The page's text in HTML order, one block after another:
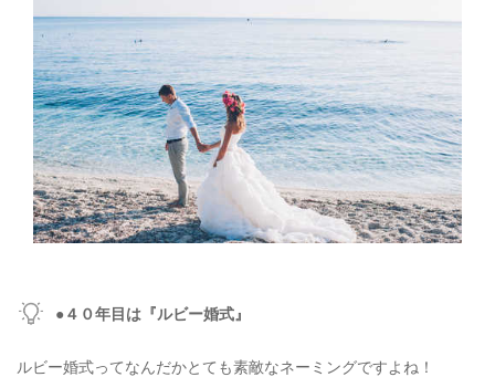
●４０年目は『ルビー婚式』
ルビー婚式ってなんだかとても素敵なネーミングですよね！